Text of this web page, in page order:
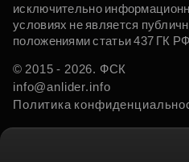
исключительно
условиях не является
положениями статьи 437 ГК
© 2015 - 2026. ФСК
info@anlider.info
Политика